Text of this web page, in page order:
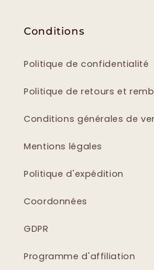
Conditions
Politique de confidentialité
Politique de retours et
Conditions générales de
Mentions légales
Politique d'expédition
Coordonnées
GDPR
Programme d'affiliation